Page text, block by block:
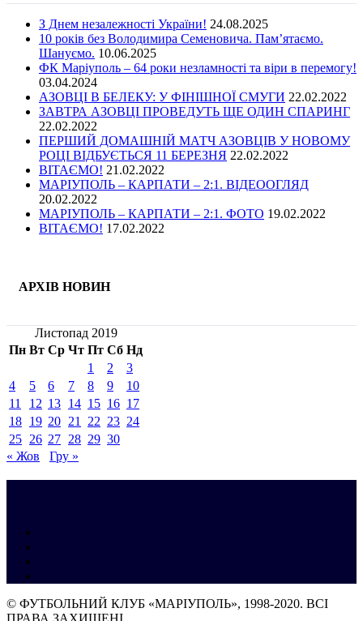
З Днем незалежності України! 24.08.2025
10 років без Володимира Семеновича. Пам’ятаємо.
Шануємо. 10.06.2025
ФК Маріуполь – 64 роки незламності та віри в перемогу!
03.04.2024
АЗОВЦІ В БЕЛЕКУ: У ФІНІШНОЇ СМУГИ 22.02.2022
ЗАВТРА АЗОВЦІ ПРОВЕДУТЬ ЩЕ ОДИН СПАРИНГ
22.02.2022
ПЕРШИЙ ДОМАШНІЙ МАТЧ АЗОВЦІВ У НОВОМУ
РОЦІ ВІДБУЄТЬСЯ 11 БЕРЕЗНЯ 22.02.2022
ВІТАЄМО! 21.02.2022
МАРІУПОЛЬ – КАРПАТИ – 2:1. ВІДЕООГЛЯД
20.02.2022
МАРІУПОЛЬ – КАРПАТИ – 2:1. ФОТО 19.02.2022
ВІТАЄМО! 17.02.2022
АРХІВ НОВИН
Листопад 2019
Пн Вт Ср Чт Пт Сб Нд
1
2
3
4
5 6 7 8 9
10
11
12 13 14 15 16 17
18 19 20 21 22 23 24
25 26 27 28 29 30
« Жов
Гру »
© ФУТБОЛЬНИЙ КЛУБ «МАРІУПОЛЬ», 1998-2020. ВСІ